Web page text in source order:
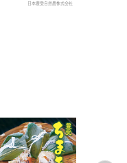
日本豊受自然農株式会社